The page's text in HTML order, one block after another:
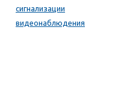
сигнализации
видеонаблюдения